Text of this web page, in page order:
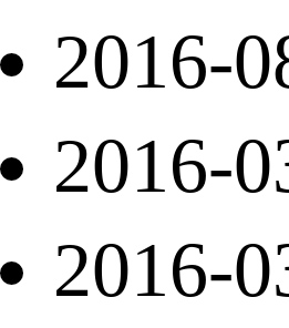
2016-
2016-
2016-